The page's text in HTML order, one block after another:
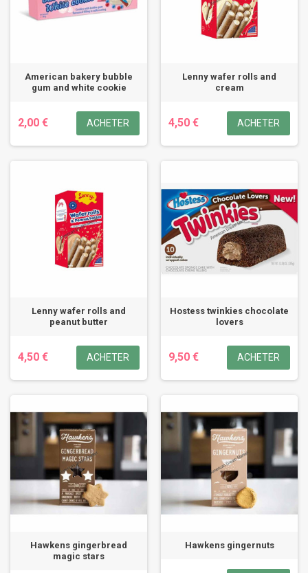
American bakery bubble
gum and white cookie
2,00 € ACHETER
Lenny wafer rolls and
cream
4,50 € ACHETER
Lenny wafer rolls and
peanut butter
4,50 € ACHETER
Hostess twinkies chocolate
lovers
9,50 € ACHETER
Hawkens gingerbread
magic stars
Hawkens gingernuts